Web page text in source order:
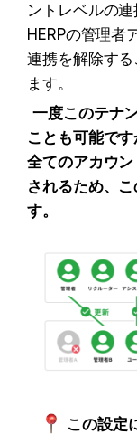
ントレベルの
HERPの管理
連携を解除す
ます。
一度このテナ
ことも可能で
全てのアカウ
されるため、
す。
この設定